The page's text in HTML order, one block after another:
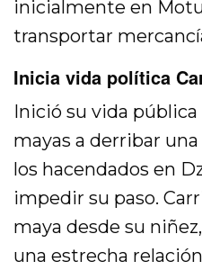
inicialmente en
transportar
Inicia vida política
Inició su vida
mayas a derribar
los hacendados en
impedir su paso.
maya desde su
una estrecha